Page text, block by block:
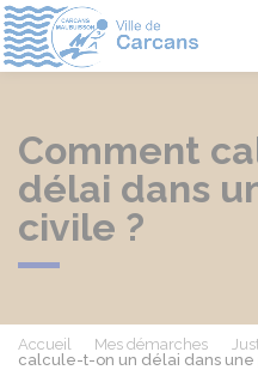
Comment
délai dans
civile ?
Accueil Mes démarches
calcule-t-on un délai dans